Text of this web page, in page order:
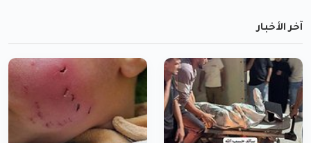
آخر الأخبار